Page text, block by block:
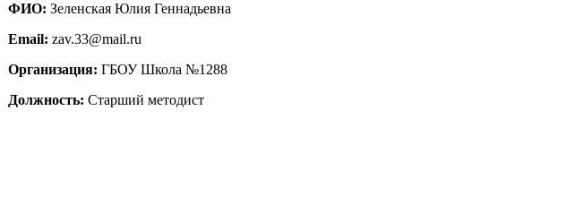
ФИО: Зеленская Юлия Геннадьевна
Email: zav.33@mail.ru
Организация: ГБОУ Школа №1288
Должность: Старший методист